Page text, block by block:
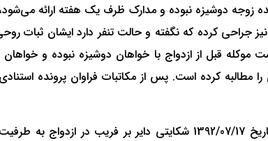
زوجه دوشیزه نبوده و مدارک ظرف یک هفته ارائه
جراحی کرده که نگفته و حالت تنفر دارد ایشان ثبات
موکله قبل از ازدواج با خواهان دوشیزه نبوده و
آقای بهزاد مرادی در تاریخ 1392/07/17 شکایتی